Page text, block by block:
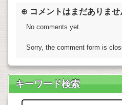
⊕ コメントはまだありませ
No comments yet.
Sorry, the comment form is
キーワード検索